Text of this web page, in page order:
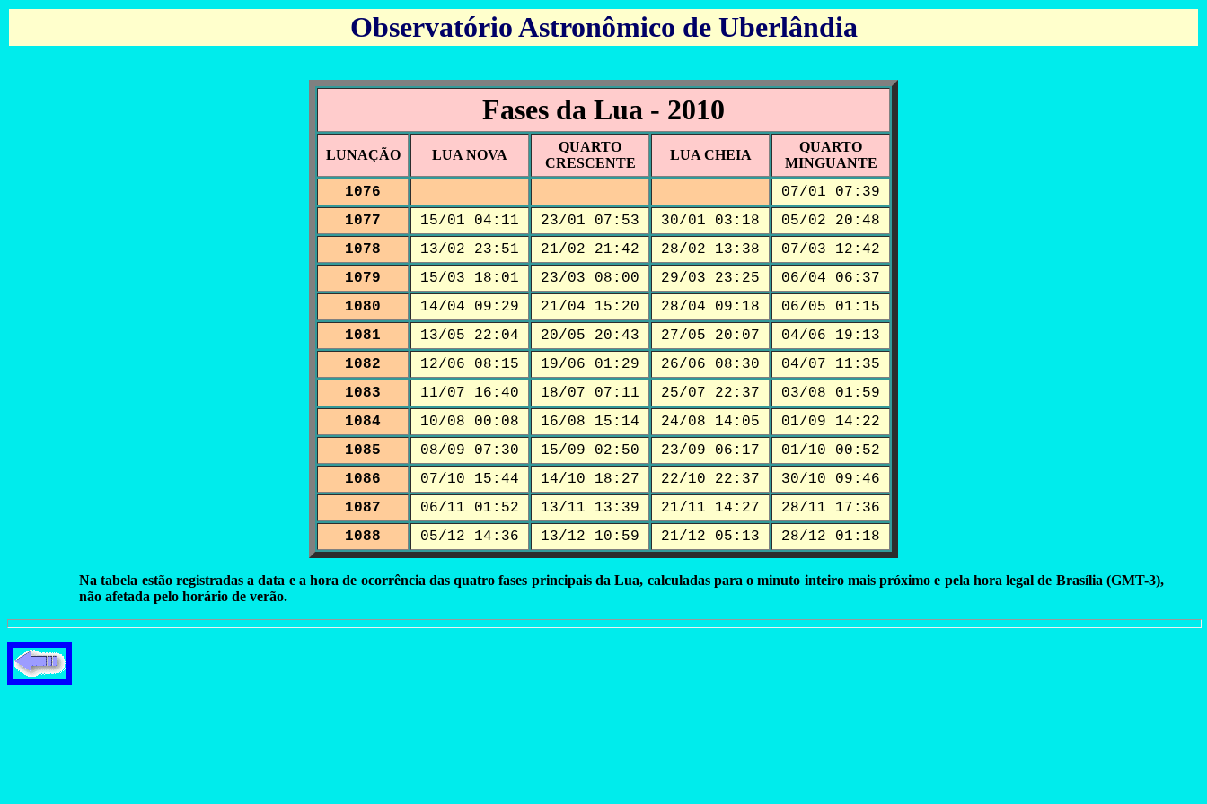
Observatório Astronômico de Uberlândia
Fases da Lua - 2010
LUNAÇÃO LUA NOVA
QUARTO
CRESCENTE
LUA CHEIA
QUARTO
MINGUANTE
1076
07/01 07:39
1077
15/01 04:11 23/01 07:53 30/01 03:18
05/02 20:48
1078
13/02 23:51 21/02 21:42 28/02 13:38
07/03 12:42
1079
15/03 18:01 23/03 08:00 29/03 23:25
06/04 06:37
1080
14/04 09:29 21/04 15:20 28/04 09:18
06/05 01:15
1081
13/05 22:04 20/05 20:43 27/05 20:07
04/06 19:13
1082
12/06 08:15 19/06 01:29 26/06 08:30
04/07 11:35
1083
11/07 16:40 18/07 07:11 25/07 22:37
03/08 01:59
1084
10/08 00:08 16/08 15:14 24/08 14:05
01/09 14:22
1085
08/09 07:30 15/09 02:50 23/09 06:17
01/10 00:52
1086
07/10 15:44 14/10 18:27 22/10 22:37
30/10 09:46
1087
06/11 01:52 13/11 13:39 21/11 14:27
28/11 17:36
1088
05/12 14:36 13/12 10:59 21/12 05:13 28/12 01:18
Na tabela estão registradas a data e a hora de ocorrência das quatro fases principais da Lua, calculadas para o minuto inteiro mais próximo e pela hora legal de Brasília (GMT-3),
não afetada pelo horário de verão.